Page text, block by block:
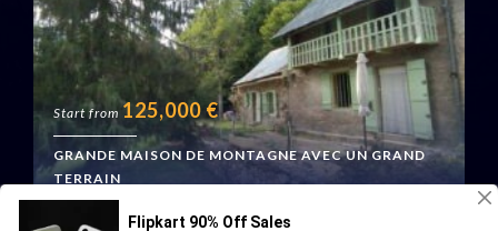
Start from 125,000 €
GRANDE MAISON DE MONTAGNE AVEC UN GRAND
TERRAIN
Boussenac, France